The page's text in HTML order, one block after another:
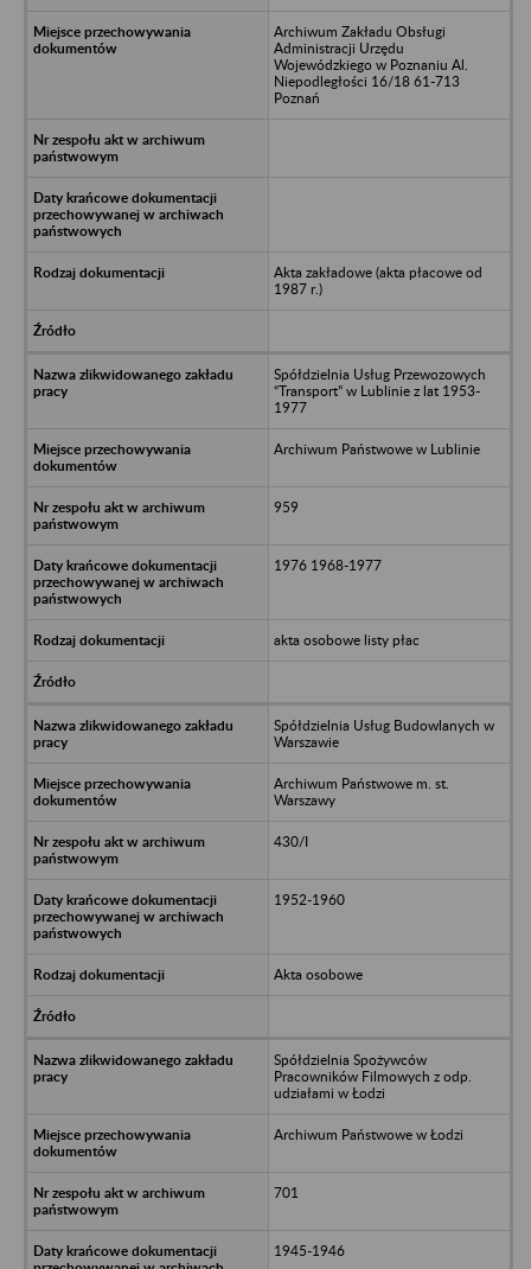
Archiwum Zakładu Obsługi
Administracji Urzędu
Wojewódzkiego w Poznaniu Al.
Niepodległości 16/18 61-713
Poznań
Akta zakładowe (akta płacowe od
1987 r.)
Spółdzielnia Usług Przewozowych
“Transport” w Lublinie z lat 1953-
1977
Archiwum Państwowe w Lublinie
959
1976 1968-1977
akta osobowe listy płac
Spółdzielnia Usług Budowlanych w
Warszawie
Archiwum Państwowe m. st.
Warszawy
430/I
1952-1960
Akta osobowe
Spółdzielnia Spożywców
Pracowników Filmowych z odp.
udziałami w Łodzi
Archiwum Państwowe w Łodzi
701
1945-1946